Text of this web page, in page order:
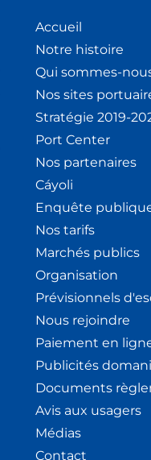
Accueil
Notre histoire
Qui sommes-
Nos sites
Stratégie 2019-
Port Center
Nos partenaires
Cáyoli
Enquête
Nos tarifs
Marchés publics
Organisation
Prévisionnels
Nous rejoindre
Paiement en
Publicités
Documents
Avis aux usagers
Médias
Contact